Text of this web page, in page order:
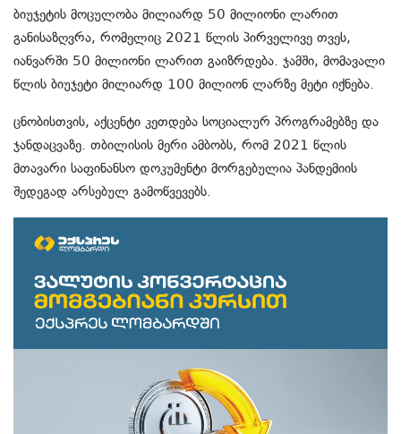
ბიუჯეტის მოცულობა მილიარდ 50 მილიონი ლარით
განისაზღვრა, რომელიც 2021 წლის პირველივე თვეს,
იანვარში 50 მილიონი ლარით გაიზრდება. ჯამში, მომავალი
წლის ბიუჯეტი მილიარდ 100 მილიონ ლარზე მეტი იქნება.
ცნობისთვის, აქცენტი კეთდება სოციალურ პროგრამებზე და
ჯანდაცვაზე. თბილისის მერი ამბობს, რომ 2021 წლის
მთავარი საფინანსო დოკუმენტი მორგებულია პანდემიის
შედეგად არსებულ გამოწვევებს.